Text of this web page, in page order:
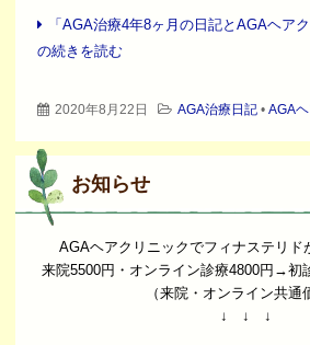
「AGA治療4年8ヶ月の日記とAGAヘア
の続きを読む
2020年8月22日 AGA治療日記 • AGA
お知らせ
AGAヘアクリニックでフィナステリド
来院5500円・オンライン診療4800円→初
（来院・オンライン共通
↓ ↓ ↓